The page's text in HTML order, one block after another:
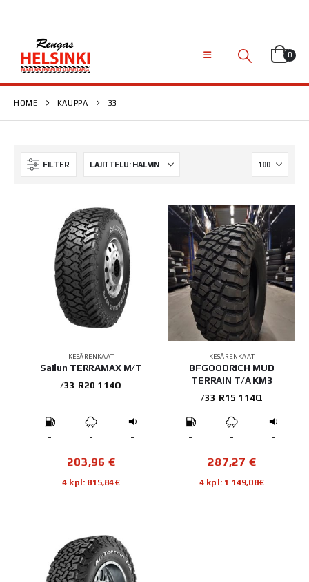
0
HOME KAUPPA 33
FILTER
KESÄRENKAAT
Sailun TERRAMAX M/T
/33 R20 114Q
- - -
203,96 €
4 kpl: 815,84€
KESÄRENKAAT
BFGOODRICH MUD
TERRAIN T/A KM3
/33 R15 114Q
- - -
287,27 €
4 kpl: 1 149,08€